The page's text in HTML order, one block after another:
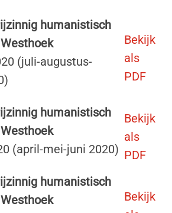
humanistisch
(juli-augustus-
Bekijk
als
PDF
humanistisch
(april-mei-juni 2020)
Bekijk
als
PDF
humanistisch
Bekijk